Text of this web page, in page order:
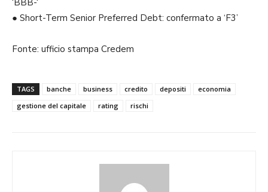
‘BBB-‘
● Short-Term Senior Preferred Debt: confermato a ‘F3’
Fonte: ufficio stampa Credem
TAGS banche business credito depositi
economia
gestione del capitale
rating rischi